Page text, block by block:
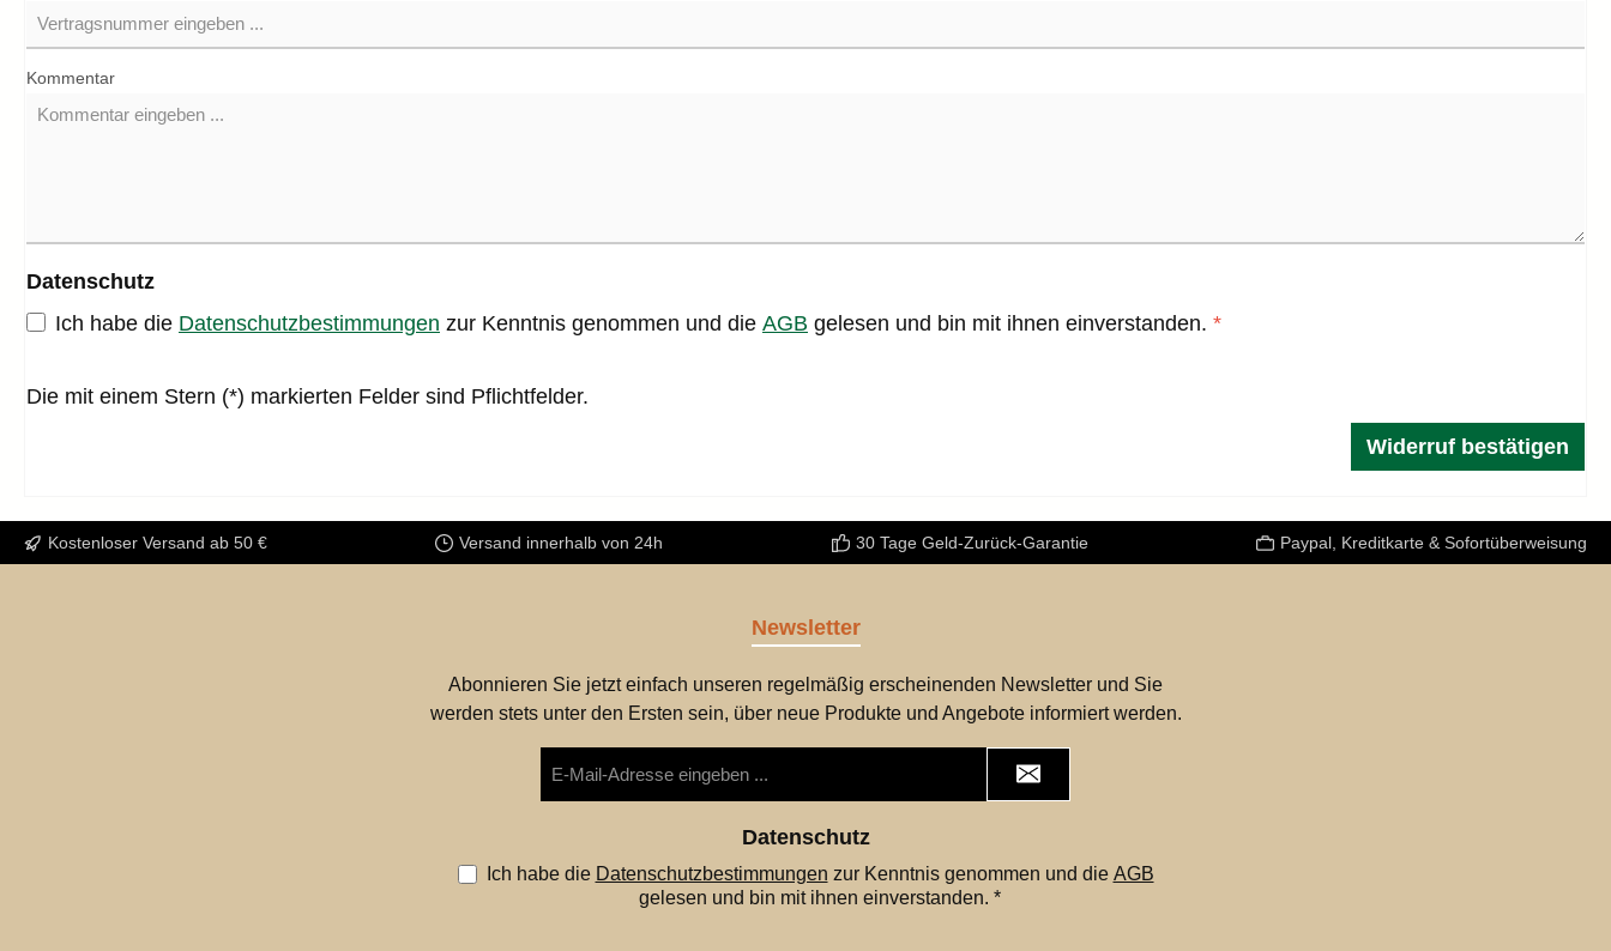
Kommentar
Datenschutz
Ich habe die Datenschutzbestimmungen zur Kenntnis genommen und die AGB gelesen und bin mit ihnen einverstanden. *
Die mit einem Stern (*) markierten Felder sind Pflichtfelder.
Widerruf bestätigen
Kostenloser Versand ab 50 € Versand innerhalb von 24h 30 Tage Geld-Zurück-Garantie Paypal, Kreditkarte & Sofortüberweisung
Newsletter
Abonnieren Sie jetzt einfach unseren regelmäßig erscheinenden Newsletter und Sie
werden stets unter den Ersten sein, über neue Produkte und Angebote informiert werden.
Mail-
Datenschutz
Ich habe die Datenschutzbestimmungen zur Kenntnis genommen und die AGB
gelesen und bin mit ihnen einverstanden. *